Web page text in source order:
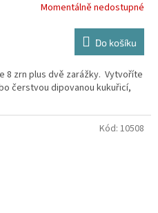
Momentálně nedostupné
Do košíku
8 zrn plus dvě zarážky. Vytvoříte
čerstvou dipovanou kukuřicí,
Kód: 10508